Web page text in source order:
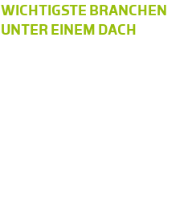
WICHTIGSTE BRANCHEN
UNTER EINEM DACH